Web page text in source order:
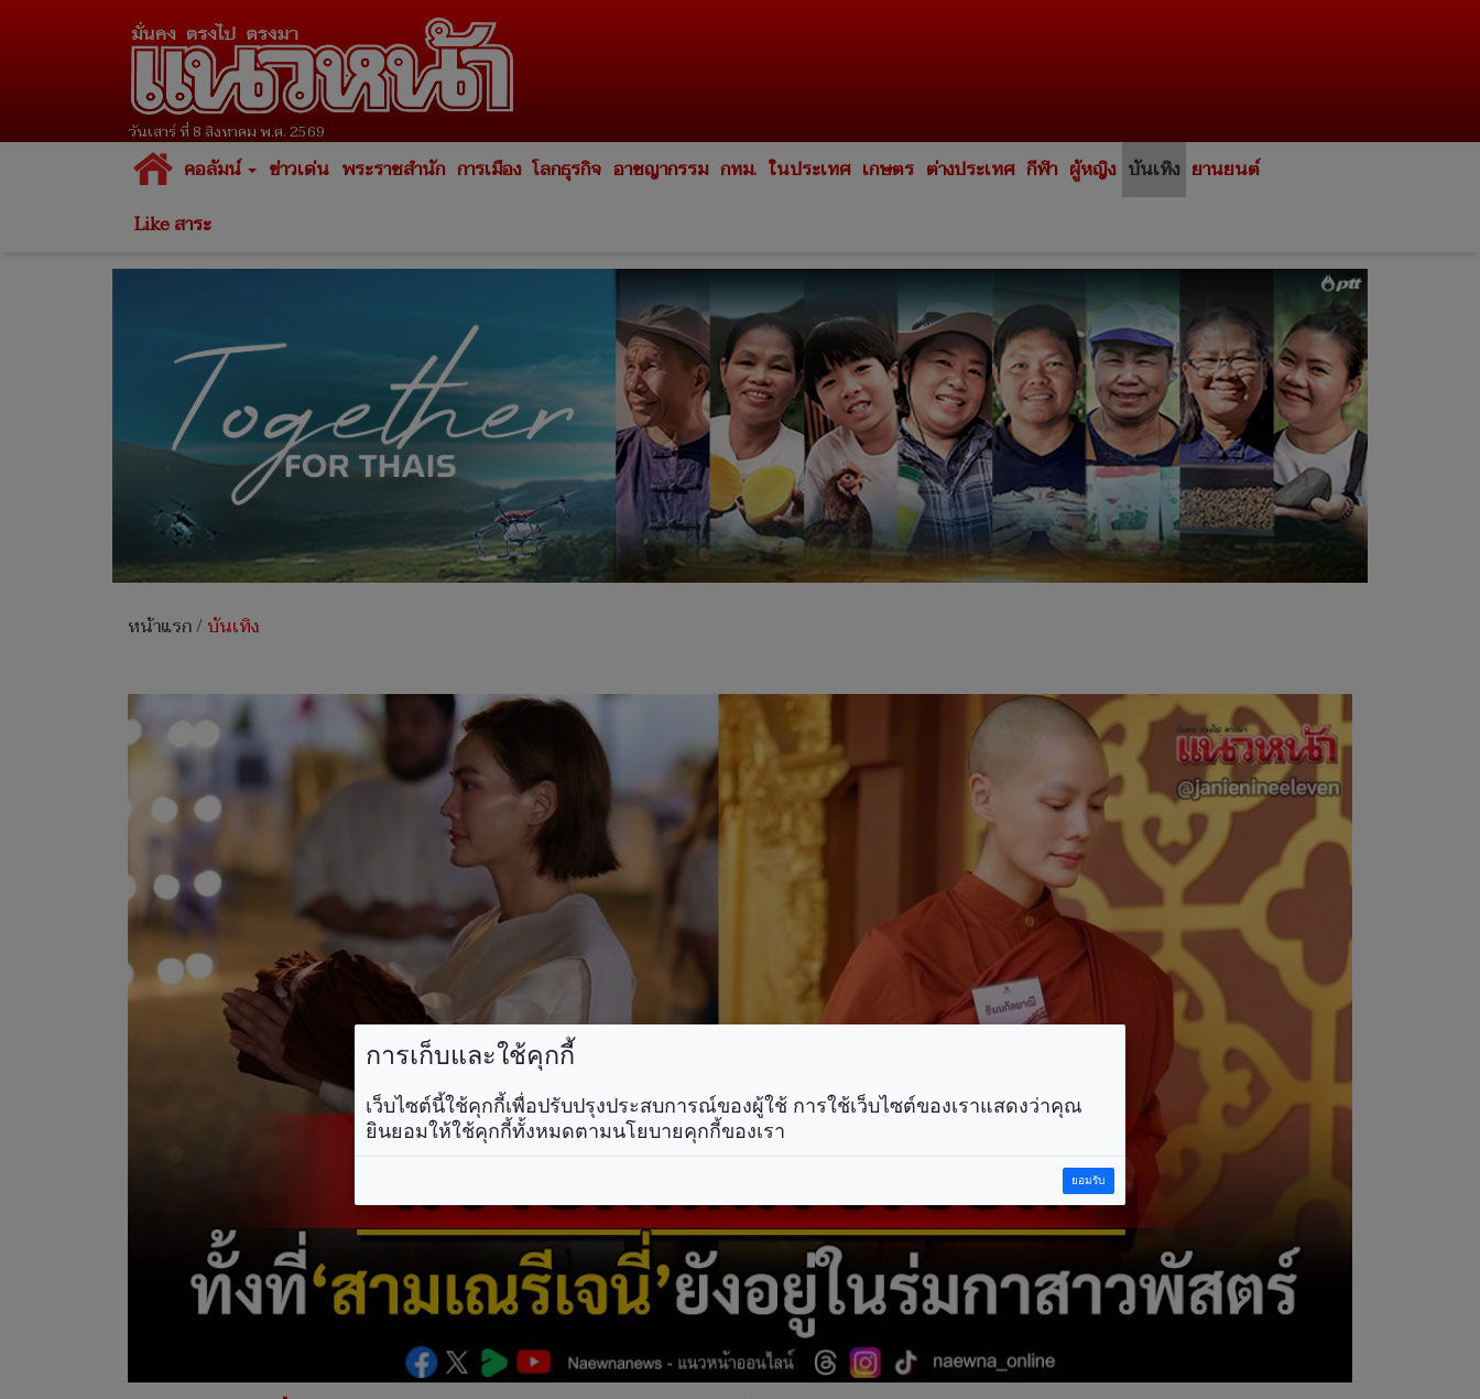
วันเสาร์ ที่ 8 สิงหาคม พ.ศ. 2569
คอลัมน์ ข่าวเด่น พระราชสำนัก การเมือง โลกธุรกิจ อาชญากรรม กทม. ในประเทศ เกษตร ต่างประเทศ กีฬา ผู้หญิง บันเทิง ยานยนต์
Like สาระ
หน้าแรก/บันเทิง
การเก็บและใช้คุกกี้
เว็บไซต์นี้ใช้คุกกี้เพื่อปรับปรุงประสบการณ์ของผู้ใช้ การใช้เว็บไซต์ของเราแสดงว่าคุณ
ยินยอมให้ใช้คุกกี้ทั้งหมดตามนโยบายคุกกี้ของเรา
ยอมรับ